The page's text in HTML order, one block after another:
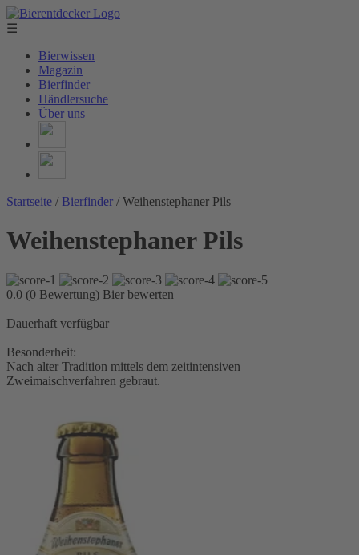
☰
Bierwissen
Magazin
Bierfinder
Händlersuche
Über uns
Startseite / Bierfinder / Weihenstephaner Pils
Weihenstephaner Pils
0.0 (0 Bewertung) Bier bewerten
Dauerhaft verfügbar
Besonderheit:
Nach alter Tradition mittels dem zeitintensiven
Zweimaischverfahren gebraut.